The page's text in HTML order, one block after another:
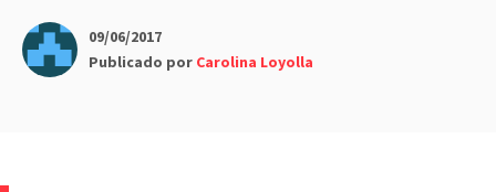
09/06/2017
Publicado por Carolina Loyolla